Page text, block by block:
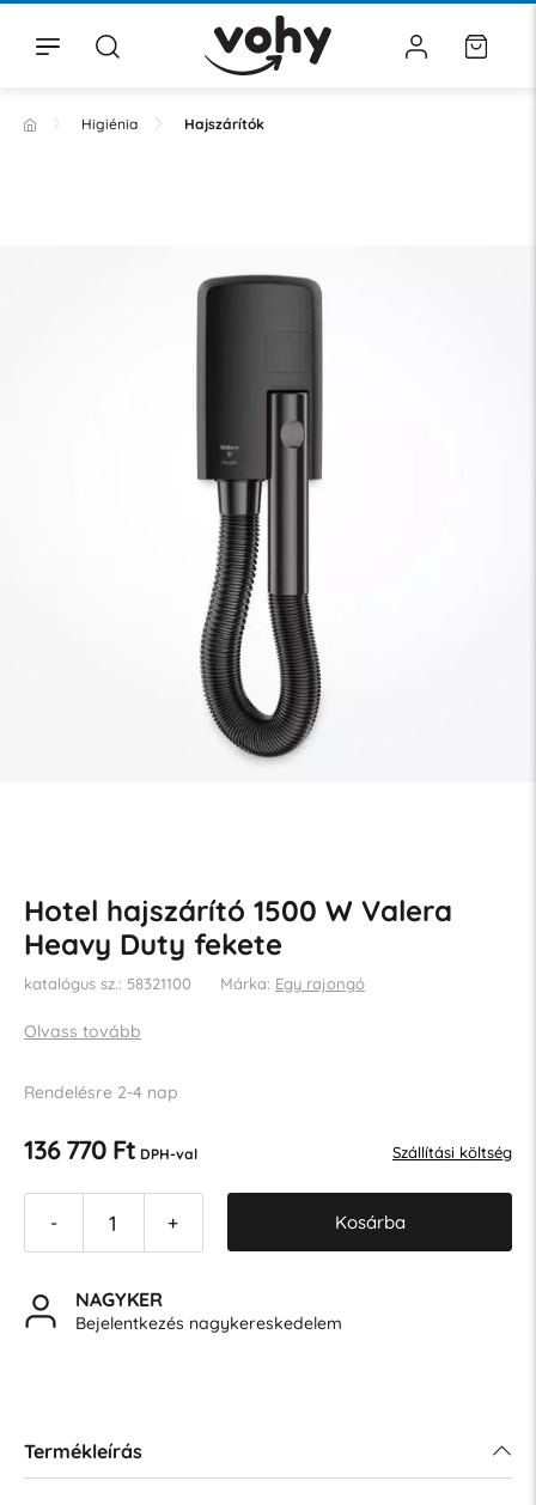
Higiénia Hajszárítók
Hotel hajszárító 1500 W Valera
Heavy Duty fekete
katalógus sz.: 58321100 Márka: Egy rajongó
Olvass tovább
Rendelésre 2-4 nap
136 770 Ft DPH-val Szállítási költség
- + Kosárba
NAGYKER
Bejelentkezés nagykereskedelem
Termékleírás